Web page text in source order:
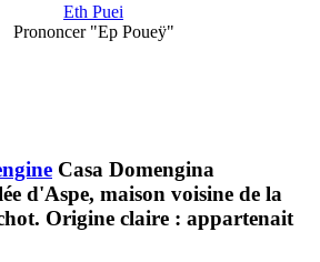
Eth Puei
Prononcer "Ep Poueÿ"
Casa Domengina
d'Aspe, maison voisine de la
Origine claire : appartenait